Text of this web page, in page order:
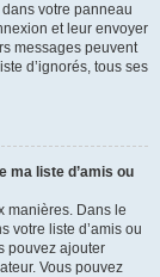
votre panneau
et leur envoyer
messages peuvent
d’ignorés, tous ses
ma liste d’amis ou
manières. Dans le
votre liste d’amis ou
pouvez ajouter
Vous pouvez